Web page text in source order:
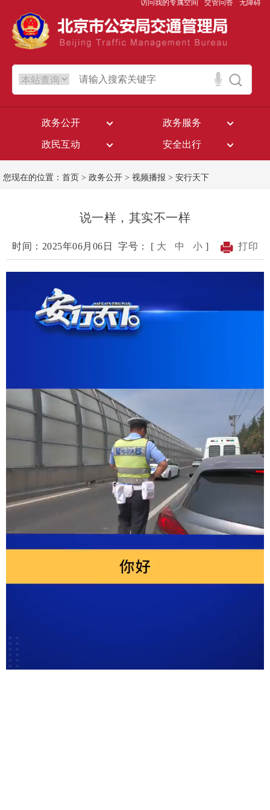
访问我的专属空间 交管问答 无障碍
政务公开 政务服务
政民互动 安全出行
您现在的位置： 首页 > 政务公开 > 视频播报 > 安行天下
说一样，其实不一样
时间：2025年06月06日 字号： [ 大 中 小 ] 打印